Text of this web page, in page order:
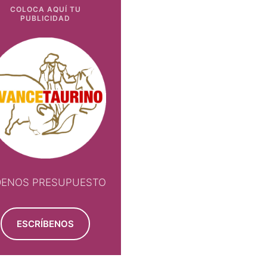
COLOCA AQUÍ TU
PUBLICIDAD
PRESUPUESTO
ESCRÍBENOS